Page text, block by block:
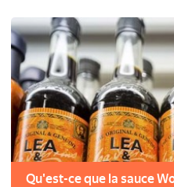
Qu'est-ce que la sauce